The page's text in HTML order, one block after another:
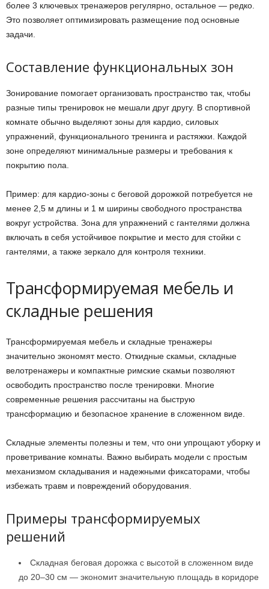
более 3 ключевых тренажеров регулярно, остальное — редко.
Это позволяет оптимизировать размещение под основные
задачи.
Составление функциональных зон
Зонирование помогает организовать пространство так, чтобы
разные типы тренировок не мешали друг другу. В спортивной
комнате обычно выделяют зоны для кардио, силовых
упражнений, функционального тренинга и растяжки. Каждой
зоне определяют минимальные размеры и требования к
покрытию пола.
Пример: для кардио-зоны с беговой дорожкой потребуется не
менее 2,5 м длины и 1 м ширины свободного пространства
вокруг устройства. Зона для упражнений с гантелями должна
включать в себя устойчивое покрытие и место для стойки с
гантелями, а также зеркало для контроля техники.
Трансформируемая мебель и
складные решения
Трансформируемая мебель и складные тренажеры
значительно экономят место. Откидные скамьи, складные
велотренажеры и компактные римские скамьи позволяют
освободить пространство после тренировки. Многие
современные решения рассчитаны на быструю
трансформацию и безопасное хранение в сложенном виде.
Складные элементы полезны и тем, что они упрощают уборку и
проветривание комнаты. Важно выбирать модели с простым
механизмом складывания и надежными фиксаторами, чтобы
избежать травм и повреждений оборудования.
Примеры трансформируемых
решений
Складная беговая дорожка с высотой в сложенном виде
до 20–30 см — экономит значительную площадь в коридоре